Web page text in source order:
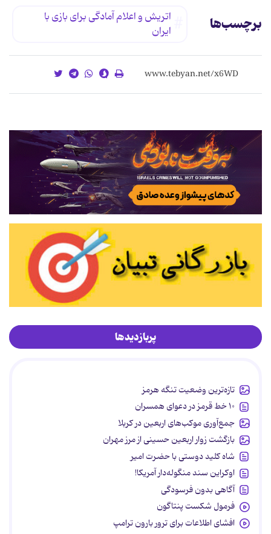
برچسب‌ها
اتریش‌ و اعلام‌ آمادگى‌ براى‌ بازى‌ با
ایران‌
پربازدیدها
تازه‌ترین وضعیت تنگه هرمز
۱۰ خط قرمز در دعوای همسران
جمع‌آوری موکب‌های اربعین در کربلا
بازگشت زوار اربعین حسینی از مرز مهران
شاه کلید دوستی با حضرت امیر
اوکراین سند منگوله‌دار آمریکا!
آگاهی بدون فرسودگی
فرمول شکست پنتاگون
افشای اطلاعات برای ترور بارون ترامپ